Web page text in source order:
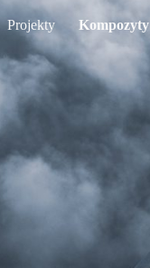
Projekty Kompozyty